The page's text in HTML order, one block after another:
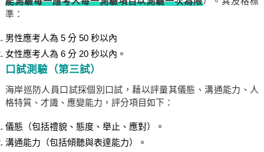
準：
男性應考人為 5 分 50 秒以內
女性應考人為 6 分 20 秒以內。
口試測驗（第三試）
海岸巡防人員口試採個別口試，藉以評量其儀態、溝通能力、人
格特質、才識、應變能力，評分項目如下：
儀態（包括禮貌、態度、舉止、應對）。
溝通能力（包括傾聽與表達能力）。